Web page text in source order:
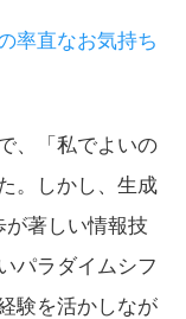
率直なお気持ち
、「私でよいの
。しかし、生成
著しい情報技
パラダイムシフ
験を活かしなが